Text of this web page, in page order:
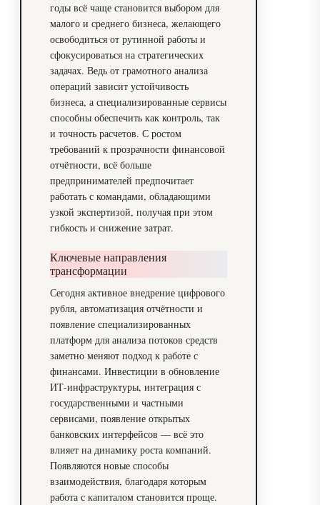
годы всё чаще становится выбором для
малого и среднего бизнеса, желающего
освободиться от рутинной работы и
сфокусироваться на стратегических
задачах. Ведь от грамотного анализа
операций зависит устойчивость
бизнеса, а специализированные сервисы
способны обеспечить как контроль, так
и точность расчетов. С ростом
требований к прозрачности финансовой
отчётности, всё больше
предпринимателей предпочитает
работать с командами, обладающими
узкой экспертизой, получая при этом
гибкость и снижение затрат.
Ключевые направления
трансформации
Сегодня активное внедрение цифрового
рубля, автоматизация отчётности и
появление специализированных
платформ для анализа потоков средств
заметно меняют подход к работе с
финансами. Инвестиции в обновление
ИТ-инфраструктуры, интеграция с
государственными и частными
сервисами, появление открытых
банковских интерфейсов — всё это
влияет на динамику роста компаний.
Появляются новые способы
взаимодействия, благодаря которым
работа с капиталом становится проще.